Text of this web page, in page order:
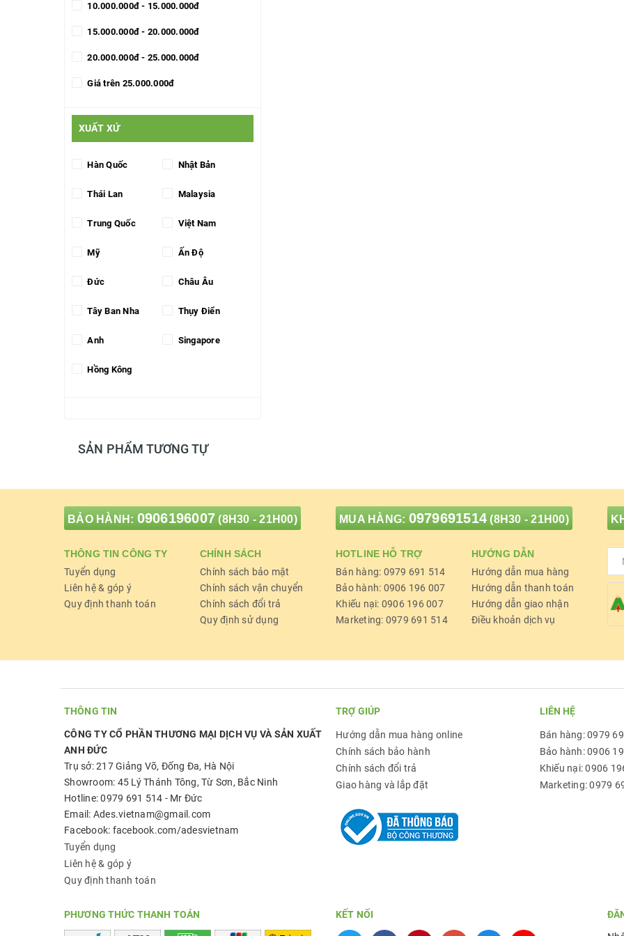
10.000.000đ - 15.000.000đ
15.000.000đ - 20.000.000đ
20.000.000đ - 25.000.000đ
Giá trên 25.000.000đ
XUẤT XỨ
Hàn Quốc Nhật Bản
Thái Lan Malaysia
Trung Quốc Việt Nam
Mỹ Ấn Độ
Đức Châu Âu
Tây Ban Nha Thụy Điển
Anh Singapore
Hồng Kông
SẢN PHẨM TƯƠNG TỰ
BẢO HÀNH: 0906196007 (8H30 - 21H00) MUA HÀNG: 0979691514 (8H30 - 21H00)
THÔNG TIN CÔNG TY
Tuyển dụng
Liên hệ & góp ý
Quy định thanh toán
CHÍNH SÁCH
Chính sách bảo mật
Chính sách vận chuyển
Chính sách đổi trả
Quy định sử dụng
HOTLINE HỖ TRỢ
Bán hàng: 0979 691 514
Bảo hành: 0906 196 007
Khiếu nại: 0906 196 007
Marketing: 0979 691 514
HƯỚNG DẪN
Hướng dẫn mua hàng
Hướng dẫn thanh toán
Hướng dẫn giao nhận
Điều khoản dịch vụ
THÔNG TIN
CÔNG TY CỔ PHẦN THƯƠNG MẠI DỊCH VỤ VÀ SẢN XUẤT
ANH ĐỨC
Trụ sở: 217 Giảng Võ, Đống Đa, Hà Nội
Showroom: 45 Lý Thánh Tông, Từ Sơn, Bắc Ninh
Hotline: 0979 691 514 - Mr Đức
Email: Ades.vietnam@gmail.com
Facebook: facebook.com/adesvietnam
Tuyển dụng
Liên hệ & góp ý
Quy định thanh toán
TRỢ GIÚP
Hướng dẫn mua hàng online
Chính sách bảo hành
Chính sách đổi trả
Giao hàng và lắp đặt
LIÊN HỆ
Bán hàng: 0979
Bảo hành: 0906
Khiếu nại: 0906
Marketing: 0979
PHƯƠNG THỨC THANH TOÁN KẾT NỐI